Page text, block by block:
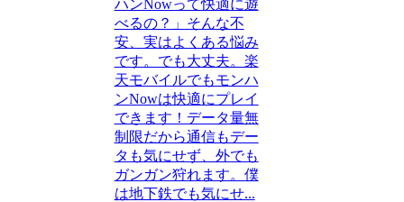
ハンNowって快適に遊
べるの？」そんな不
安、実はよくある悩み
です。でも大丈夫。楽
天モバイルでもモンハ
ンNowは快適にプレイ
できます！データ量無
制限だから通信もデー
タも気にせず、外でも
ガンガン狩れます。僕
は地下鉄でも気にせ...